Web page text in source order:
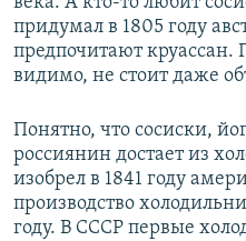
придумал в 1805 году
предпочитают круассан.
видимо, не стоит даже
Понятно, что сосиски,
россиянин достает из
изобрел в 1841 году
производство
году. В СССР первые